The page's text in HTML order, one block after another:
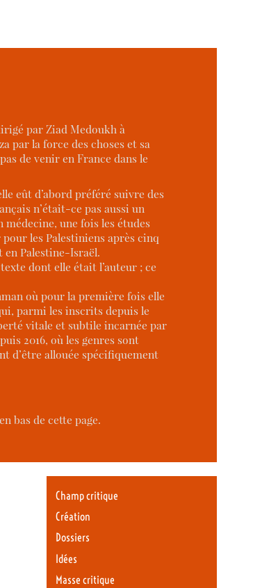
par Ziad Medoukh à
par la force des choses et sa
de venir en France dans le
eût d’abord préféré suivre des
n’était-ce pas aussi un
une fois les études
les Palestiniens après cinq
en Palestine-Israël.
dont elle était l’auteur ; ce
où pour la première fois elle
parmi les inscrits depuis le
vitale et subtile incarnée par
2016, où les genres sont
d’être allouée spécifiquement
bas de cette page.
Champ critique
Création
Dossiers
Idées
Masse critique